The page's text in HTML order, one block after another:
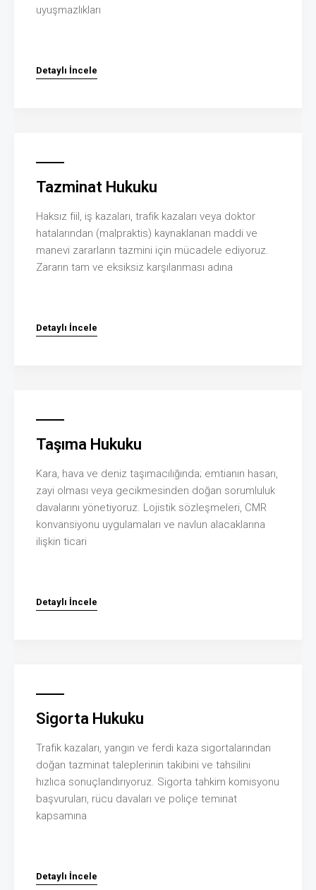
uyuşmazlıkları
Detaylı İncele
Tazminat Hukuku
Haksız fiil, iş kazaları, trafik kazaları veya doktor
hatalarından (malpraktis) kaynaklanan maddi ve
manevi zararların tazmini için mücadele ediyoruz.
Zararın tam ve eksiksiz karşılanması adına
Detaylı İncele
Taşıma Hukuku
Kara, hava ve deniz taşımacılığında; emtianın hasarı,
zayi olması veya gecikmesinden doğan sorumluluk
davalarını yönetiyoruz. Lojistik sözleşmeleri, CMR
konvansiyonu uygulamaları ve navlun alacaklarına
ilişkin ticari
Detaylı İncele
Sigorta Hukuku
Trafik kazaları, yangın ve ferdi kaza sigortalarından
doğan tazminat taleplerinin takibini ve tahsilini
hızlıca sonuçlandırıyoruz. Sigorta tahkim komisyonu
başvuruları, rücu davaları ve poliçe teminat
kapsamına
Detaylı İncele